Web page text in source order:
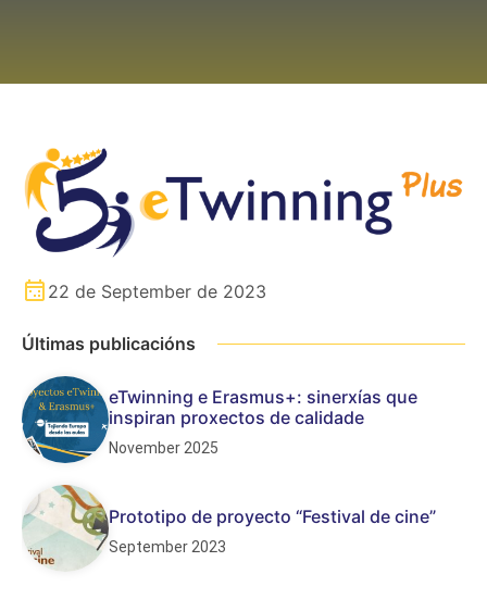
22 de September de 2023
Últimas publicacións
eTwinning e Erasmus+: sinerxías que
inspiran proxectos de calidade
November 2025
Prototipo de proyecto “Festival de cine”
September 2023